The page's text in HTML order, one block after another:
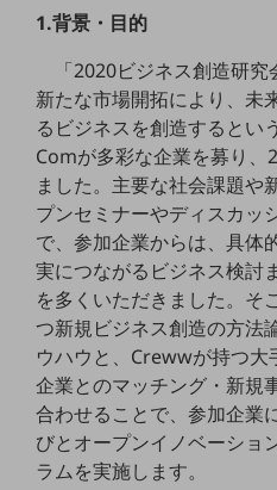
災害対策・BCP
課題・ニーズで探す
課題・ニーズで探すTOP
コミュニケーション・情報共有
マーケティング
業務効率化
災害対策
職場環境整備
地域共創・地方創生
セキュリティ対策
遠隔監視
顧客体験（CX）改善
1.背景・目的
「2020ビジネス創造研
新たな市場開拓により、未
るビジネスを創造するとい
Comが多彩な企業を募り、
ました。主要な社会課題や
プンセミナーやディスカッ
で、参加企業からは、具体
実につながるビジネス検討
を多くいただきました。そ
つ新規ビジネス創造の方法
ウハウと、Crewwが持つ
企業とのマッチング・新規
合わせることで、参加企業
びとオープンイノベーショ
ラムを実施します。